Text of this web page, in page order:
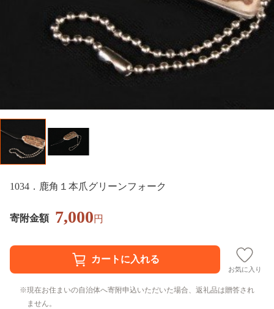
1034．鹿角１本爪グリーンフォーク
寄附金額 7,000円
お気に入り
現在お住まいの自治体へ寄附申込いただいた場合、返礼品は贈答され
ません。